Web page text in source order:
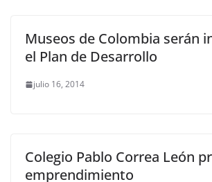
Museos de Colombia serán
el Plan de Desarrollo
julio 16, 2014
Colegio Pablo Correa León
emprendimiento